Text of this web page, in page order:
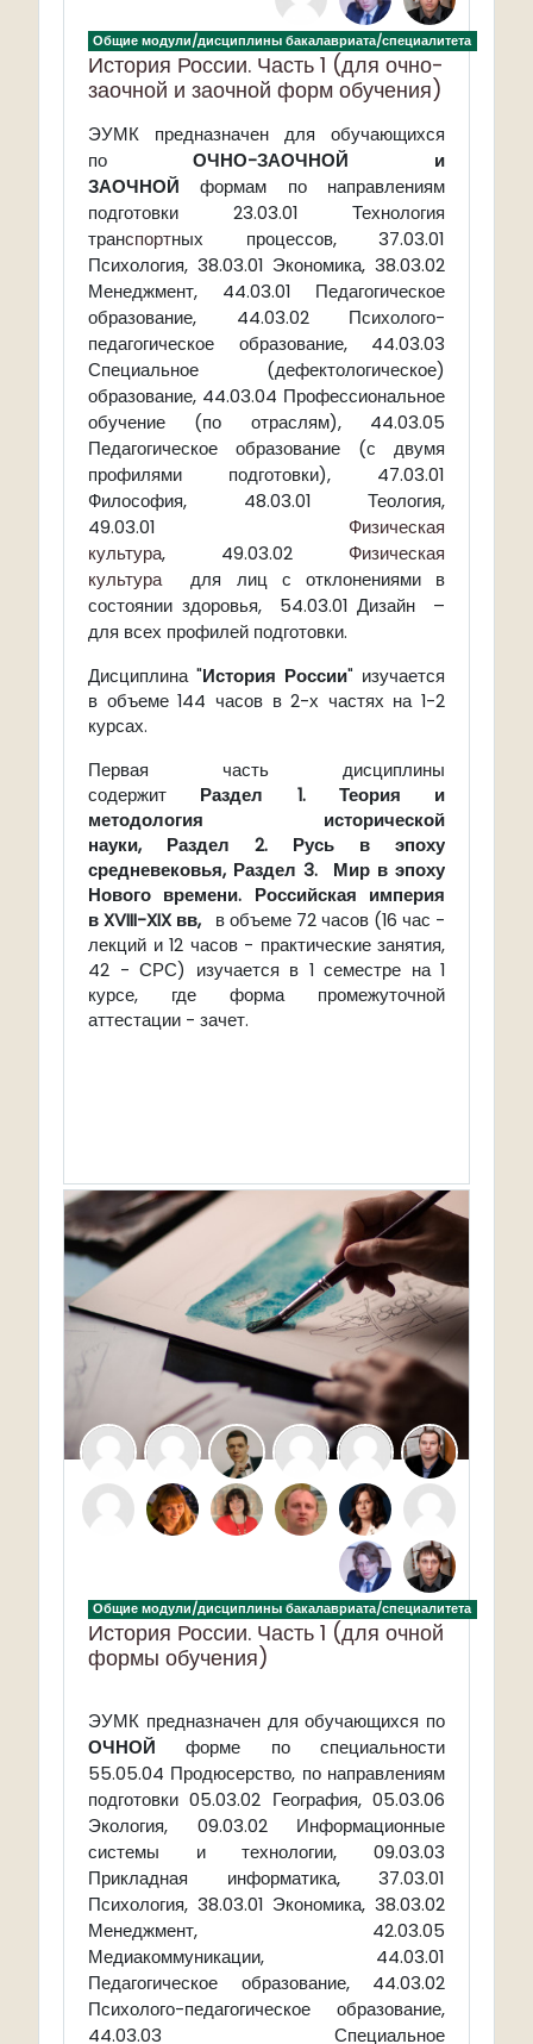
Общие модули/дисциплины бакалавриата/специалитета
История России. Часть 1 (для очно-
заочной и заочной форм обучения)
ЭУМК предназначен для обучающихся
по ОЧНО-ЗАОЧНОЙ и
ЗАОЧНОЙформам по направлениям
подготовки 23.03.01 Технология
транспортных процессов, 37.03.01
Психология, 38.03.01 Экономика, 38.03.02
Менеджмент, 44.03.01 Педагогическое
образование, 44.03.02 Психолого-
педагогическое образование, 44.03.03
Специальное (дефектологическое)
образование, 44.03.04 Профессиональное
обучение (по отраслям), 44.03.05
Педагогическое образование (с двумя
профилями подготовки), 47.03.01
Философия, 48.03.01 Теология,
49.03.01 Физическая
культура, 49.03.02 Физическая
культурадля лиц с отклонениями в
состоянии здоровья, 54.03.01 Дизайн –
для всех профилей подготовки.
Дисциплина "История России" изучается
в объеме 144 часов в 2-х частях на 1-2
курсах.
Первая часть дисциплины
содержит Раздел 1. Теория и
методология исторической
науки, Раздел 2. Русь в эпоху
средневековья, Раздел 3. Мир в эпоху
Нового времени. Российская империя
в XVIII-XIX вв,
в объеме 72 часов (16 час -
лекций и 12 часов - практические занятия,
42 - СРС) изучается в 1 семестре на 1
курсе, где форма промежуточной
аттестации - зачет.
Общие модули/дисциплины бакалавриата/специалитета
История России. Часть 1 (для очной
формы обучения)
ЭУМК предназначен для обучающихся по
ОЧНОЙформе по специальности
55.05.04 Продюсерство, по направлениям
подготовки 05.03.02 География, 05.03.06
Экология, 09.03.02 Информационные
системы и технологии, 09.03.03
Прикладная информатика, 37.03.01
Психология, 38.03.01 Экономика, 38.03.02
Менеджмент, 42.03.05
Медиакоммуникации, 44.03.01
Педагогическое образование, 44.03.02
Психолого-педагогическое образование,
44.03.03 Специальное